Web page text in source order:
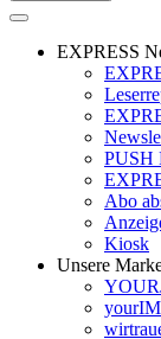
EXPRESS
PUSH
Abo
Kiosk
Unsere